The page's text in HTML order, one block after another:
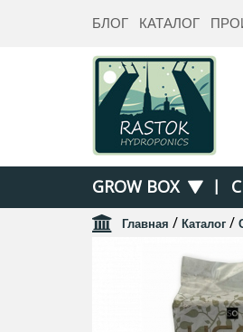
БЛОГ КАТАЛОГ
GROW BOX |
Главная / Каталог /